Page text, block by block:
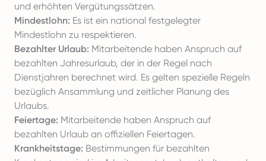
und erhöhten Vergütungssätzen.
Mindestlohn: Es ist ein national festgelegter
Mindestlohn zu respektieren.
Bezahlter Urlaub: Mitarbeitende haben Anspruch auf
bezahlten Jahresurlaub, der in der Regel nach
Dienstjahren berechnet wird. Es gelten spezielle Regeln
bezüglich Ansammlung und zeitlicher Planung des
Urlaubs.
Feiertage: Mitarbeitende haben Anspruch auf
bezahlten Urlaub an offiziellen Feiertagen.
Krankheitstage: Bestimmungen für bezahlten